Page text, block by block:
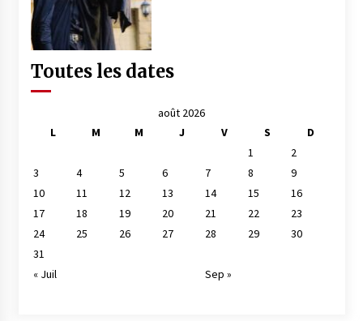
Toutes les dates
août 2026
L
M M J V S
D
1
2
3
4 5 6 7 8
9
10
11 12 13 14 15
16
17
18 19 20 21 22
23
24
25 26 27 28 29
30
31
« Juil
Sep »